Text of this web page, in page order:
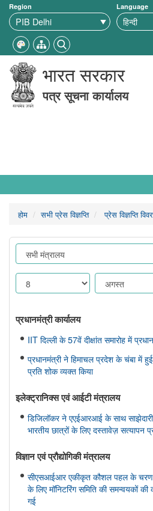
Region Language
भारत सरकार
पत्र सूचना कार्यालय
होम सभी प्रेस विज्ञप्ति प्रेस विज्ञप्ति
प्रधानमंत्री कार्यालय
IIT दिल्ली के 57वें दीक्षांत समारोह में
प्रधानमंत्री ने हिमाचल प्रदेश के चंबा में
प्रति शोक व्यक्त किया
इलेक्ट्रानिक्स एवं आईटी मंत्रालय
डिजिलॉकर ने एएईआरआई के साथ
भारतीय छात्रों के लिए दस्तावेज़ सत्यापन
विज्ञान एवं प्रौद्योगिकी मंत्रालय
सीएसआईआर एकीकृत कौशल पहल के
के लिए मॉनिटरिंग समिति की समन्वयकों
गई